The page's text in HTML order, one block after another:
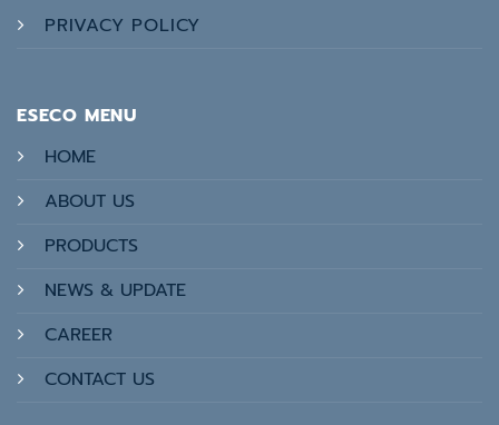
ESECO MENU
HOME
ABOUT US
PRODUCTS
NEWS & UPDATE
CAREER
CONTACT US
PRIVACY POLICY